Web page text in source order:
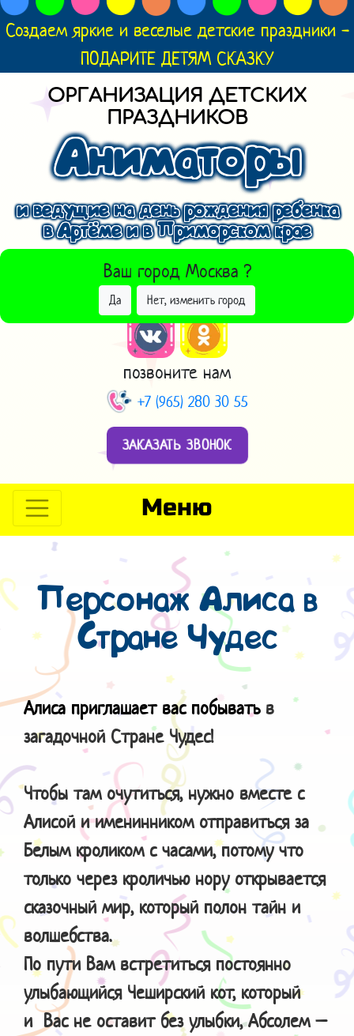
Создаем яркие и веселые детские праздники -
ПОДАРИТЕ ДЕТЯМ СКАЗКУ
ОРГАНИЗАЦИЯ ДЕТСКИХ
ПРАЗДНИКОВ
Аниматоры
и ведущие на день рождения ребенка
в Артёме и в Приморском крае
Ваш город Москва ?
Да Нет, изменить город
ВЫБРАТЬ ДРУГОЙ ГОРОД
позвоните нам
+7 (965) 280 30 55
ЗАКАЗАТЬ ЗВОНОК
Меню
Персонаж Алиса в
Стране Чудес
Алиса приглашает вас побывать в
загадочной Стране Чудес!
Чтобы там очутиться, нужно вместе с
Алисой и именинником отправиться за
Белым кроликом с часами, потому что
только через кроличью нору открывается
сказочный мир, который полон тайн и
волшебства.
По пути Вам встретиться постоянно
улыбающийся Чеширский кот, который
и Вас не оставит без улыбки, Абсолем –